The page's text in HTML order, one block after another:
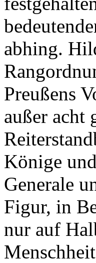
abhing.
Preußens
außer acht
Könige
Generale
Figur, in
nur auf